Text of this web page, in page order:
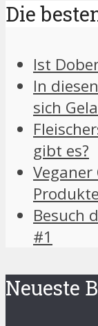
Die
Ist
In
sich
gibt es?
Veganer
Besuch
#1
Neueste